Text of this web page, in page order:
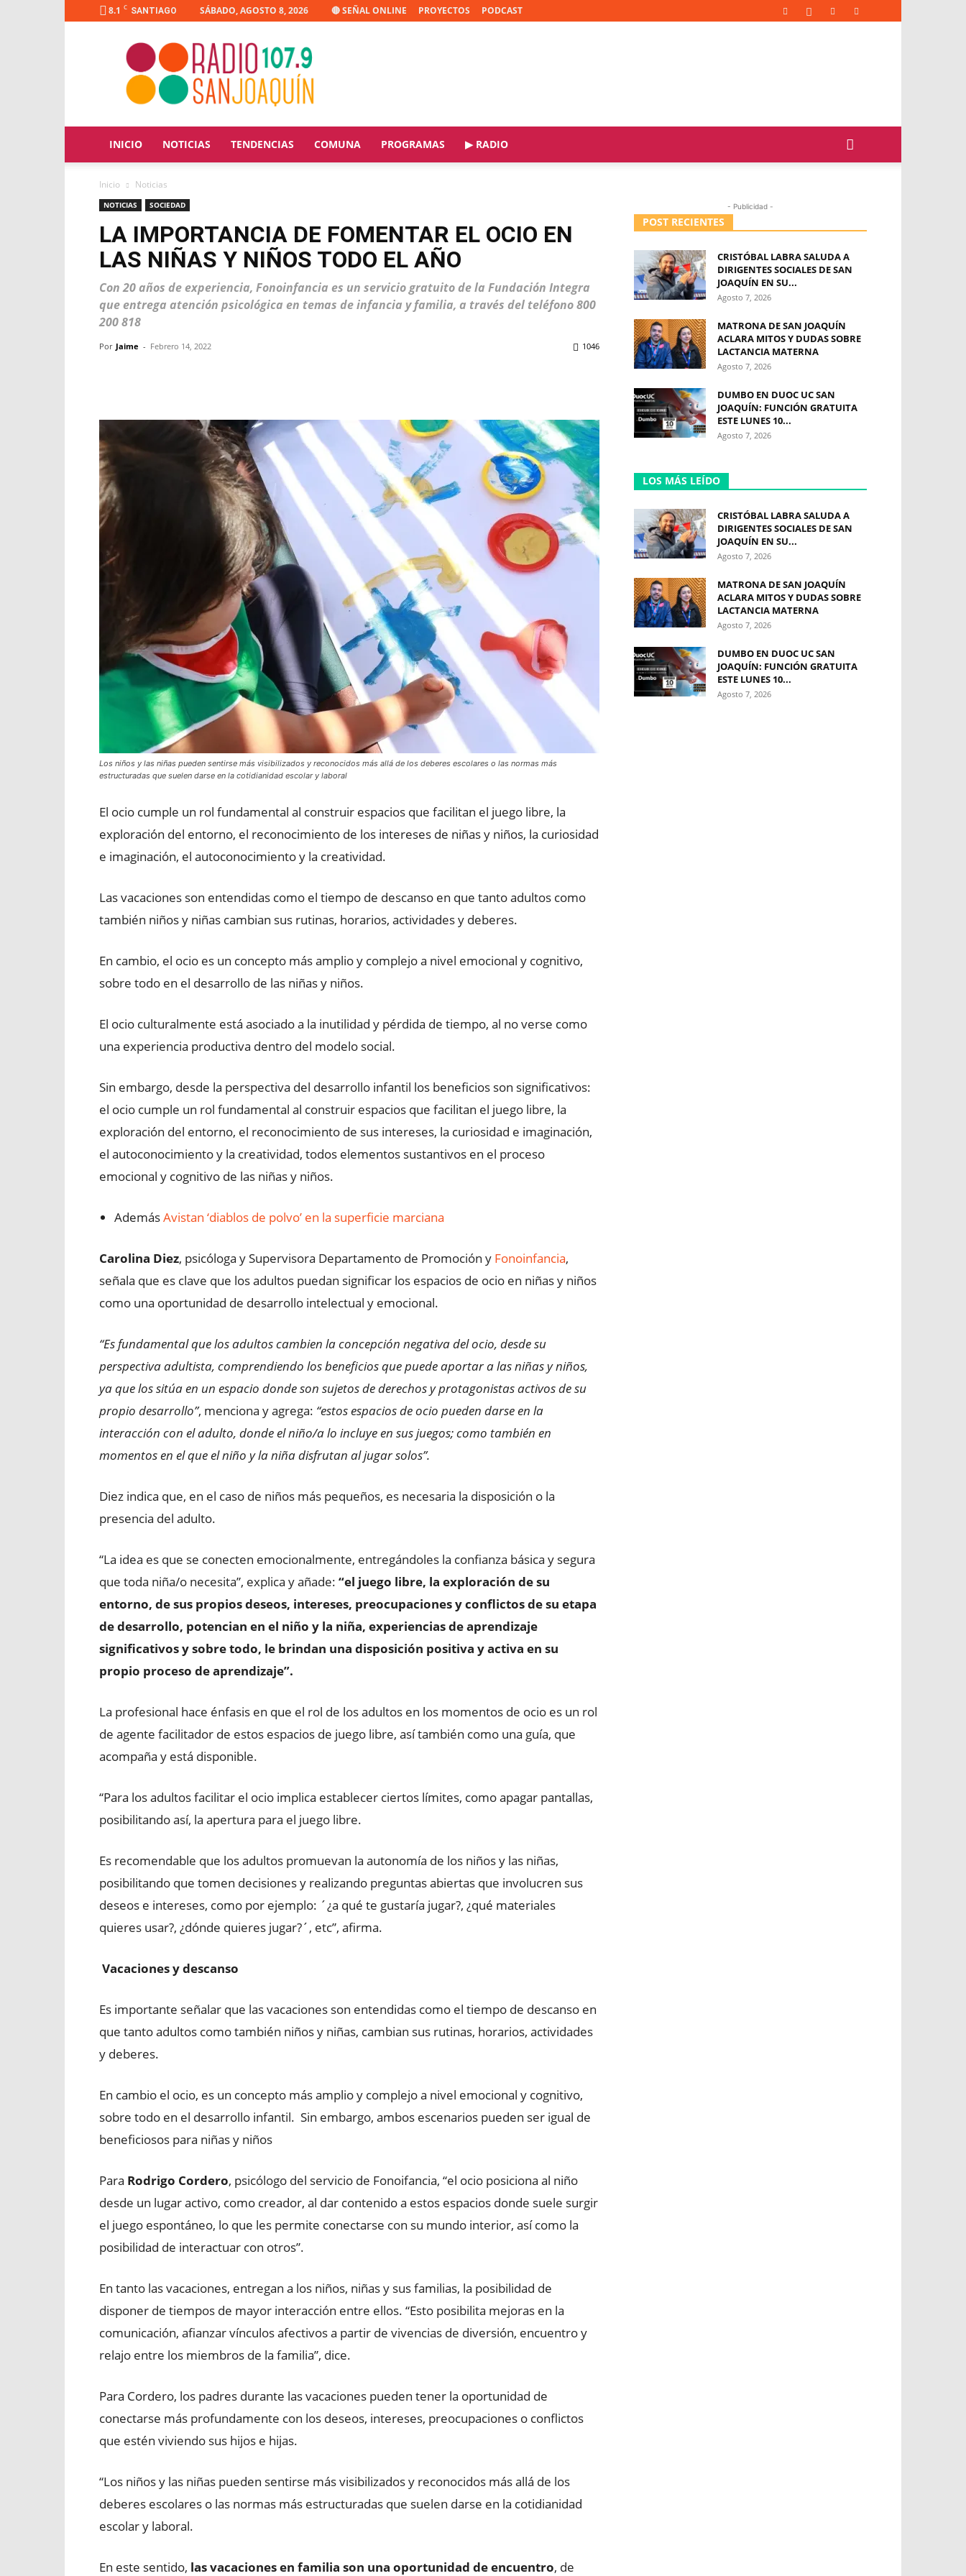
8.1 C SANTIAGO SÁBADO, AGOSTO 8, 2026 🔴 SEÑAL ONLINE PROYECTOS PODCAST
Radio
Joaquín
INICIO NOTICIAS TENDENCIAS COMUNA PROGRAMAS ▶ RADIO
Inicio Noticias
NOTICIAS SOCIEDAD
LA IMPORTANCIA DE FOMENTAR EL OCIO EN
LAS NIÑAS Y NIÑOS TODO EL AÑO
Con 20 años de experiencia, Fonoinfancia es un servicio gratuito de la Fundación Integra
que entrega atención psicológica en temas de infancia y familia, a través del teléfono 800
200 818
Por Jaime - Febrero 14, 2022 1046
Los niños y las niñas pueden sentirse más visibilizados y reconocidos más allá de los deberes escolares o las normas más
estructuradas que suelen darse en la cotidianidad escolar y laboral
El ocio cumple un rol fundamental al construir espacios que facilitan el juego libre, la
exploración del entorno, el reconocimiento de los intereses de niñas y niños, la curiosidad
e imaginación, el autoconocimiento y la creatividad.
Las vacaciones son entendidas como el tiempo de descanso en que tanto adultos como
también niños y niñas cambian sus rutinas, horarios, actividades y deberes.
En cambio, el ocio es un concepto más amplio y complejo a nivel emocional y cognitivo,
sobre todo en el desarrollo de las niñas y niños.
El ocio culturalmente está asociado a la inutilidad y pérdida de tiempo, al no verse como
una experiencia productiva dentro del modelo social.
Sin embargo, desde la perspectiva del desarrollo infantil los beneficios son significativos:
el ocio cumple un rol fundamental al construir espacios que facilitan el juego libre, la
exploración del entorno, el reconocimiento de sus intereses, la curiosidad e imaginación,
el autoconocimiento y la creatividad, todos elementos sustantivos en el proceso
emocional y cognitivo de las niñas y niños.
AdemásAvistan ‘diablos de polvo’ en la superficie marciana
Carolina Diez, psicóloga y Supervisora Departamento de Promoción y Fonoinfancia,
señala que es clave que los adultos puedan significar los espacios de ocio en niñas y niños
como una oportunidad de desarrollo intelectual y emocional.
“Es fundamental que los adultos cambien la concepción negativa del ocio, desde su
perspectiva adultista, comprendiendo los beneficios que puede aportar a las niñas y niños,
ya que los sitúa en un espacio donde son sujetos de derechos y protagonistas activos de su
propio desarrollo”, menciona y agrega: “estos espacios de ocio pueden darse en la
interacción con el adulto, donde el niño/a lo incluye en sus juegos; como también en
momentos en el que el niño y la niña disfrutan al jugar solos”.
Diez indica que, en el caso de niños más pequeños, es necesaria la disposición o la
presencia del adulto.
“La idea es que se conecten emocionalmente, entregándoles la confianza básica y segura
que toda niña/o necesita”, explica y añade: “el juego libre, la exploración de su
entorno, de sus propios deseos, intereses, preocupaciones y conflictos de su etapa
de desarrollo, potencian en el niño y la niña, experiencias de aprendizaje
significativos y sobre todo, le brindan una disposición positiva y activa en su
propio proceso de aprendizaje”.
La profesional hace énfasis en que el rol de los adultos en los momentos de ocio es un rol
de agente facilitador de estos espacios de juego libre, así también como una guía, que
acompaña y está disponible.
“Para los adultos facilitar el ocio implica establecer ciertos límites, como apagar pantallas,
posibilitando así, la apertura para el juego libre.
Es recomendable que los adultos promuevan la autonomía de los niños y las niñas,
posibilitando que tomen decisiones y realizando preguntas abiertas que involucren sus
deseos e intereses, como por ejemplo: ´¿a qué te gustaría jugar?, ¿qué materiales
quieres usar?, ¿dónde quieres jugar?´, etc”, afirma.
Vacaciones y descanso
Es importante señalar que las vacaciones son entendidas como el tiempo de descanso en
que tanto adultos como también niños y niñas, cambian sus rutinas, horarios, actividades
y deberes.
En cambio el ocio, es un concepto más amplio y complejo a nivel emocional y cognitivo,
sobre todo en el desarrollo infantil. Sin embargo, ambos escenarios pueden ser igual de
beneficiosos para niñas y niños
Para Rodrigo Cordero, psicólogo del servicio de Fonoifancia, “el ocio posiciona al niño
desde un lugar activo, como creador, al dar contenido a estos espacios donde suele surgir
el juego espontáneo, lo que les permite conectarse con su mundo interior, así como la
posibilidad de interactuar con otros”.
En tanto las vacaciones, entregan a los niños, niñas y sus familias, la posibilidad de
disponer de tiempos de mayor interacción entre ellos. “Esto posibilita mejoras en la
comunicación, afianzar vínculos afectivos a partir de vivencias de diversión, encuentro y
relajo entre los miembros de la familia”, dice.
Para Cordero, los padres durante las vacaciones pueden tener la oportunidad de
conectarse más profundamente con los deseos, intereses, preocupaciones o conflictos
que estén viviendo sus hijos e hijas.
“Los niños y las niñas pueden sentirse más visibilizados y reconocidos más allá de los
deberes escolares o las normas más estructuradas que suelen darse en la cotidianidad
escolar y laboral.
En este sentido, las vacaciones en familia son una oportunidad de encuentro, de
- Publicidad -
POST RECIENTES
CRISTÓBAL LABRA SALUDA A
DIRIGENTES SOCIALES DE SAN
JOAQUÍN EN SU...
Agosto 7, 2026
MATRONA DE SAN JOAQUÍN
ACLARA MITOS Y DUDAS SOBRE
LACTANCIA MATERNA
Agosto 7, 2026
DUMBO EN DUOC UC SAN
JOAQUÍN: FUNCIÓN GRATUITA
ESTE LUNES 10...
Agosto 7, 2026
LOS MÁS LEÍDO
CRISTÓBAL LABRA SALUDA A
DIRIGENTES SOCIALES DE SAN
JOAQUÍN EN SU...
Agosto 7, 2026
MATRONA DE SAN JOAQUÍN
ACLARA MITOS Y DUDAS SOBRE
LACTANCIA MATERNA
Agosto 7, 2026
DUMBO EN DUOC UC SAN
JOAQUÍN: FUNCIÓN GRATUITA
ESTE LUNES 10...
Agosto 7, 2026